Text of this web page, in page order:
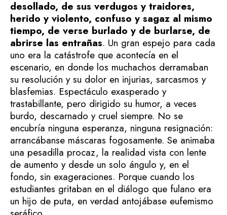
desollado, de sus verdugos y traidores,
herido y violento, confuso y sagaz al mismo
tiempo, de verse burlado y de burlarse, de
abrirse las entrañas. Un gran espejo para cada
uno era la catástrofe que acontecía en el
escenario, en donde los muchachos derramaban
su resolución y su dolor en injurias, sarcasmos y
blasfemias. Espectáculo exasperado y
trastabillante, pero dirigido su humor, a veces
burdo, descarnado y cruel siempre. No se
encubría ninguna esperanza, ninguna resignación:
arrancábanse máscaras fogosamente. Se animaba
una pesadilla procaz, la realidad vista con lente
de aumento y desde un solo ángulo y, en el
fondo, sin exageraciones. Porque cuando los
estudiantes gritaban en el diálogo que fulano era
un hijo de puta, en verdad antojábase eufemismo